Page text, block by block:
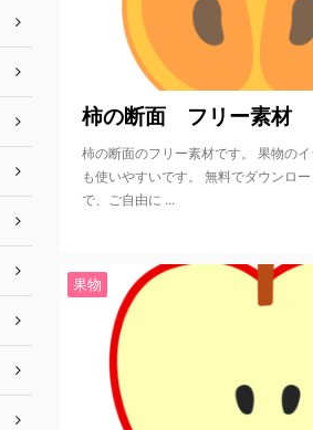
柿の断面 フリー素材
柿の断面のフリー素材です。 果物の
も使いやすいです。 無料でダウンロ
で、ご自由に ...
果物